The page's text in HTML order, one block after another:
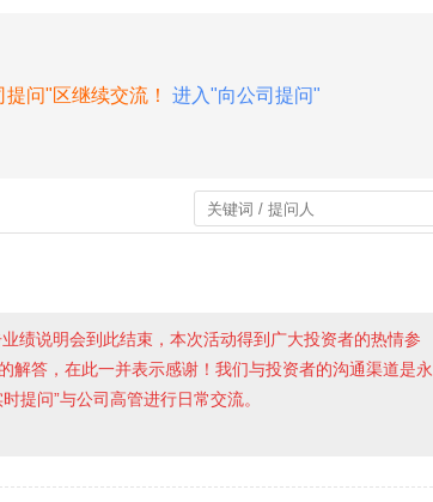
问"区继续交流！ 进入"向公司提问"
绩说明会到此结束，本次活动得到广大投资者的热情参
解答，在此一并表示感谢！我们与投资者的沟通渠道是永
提问”与公司高管进行日常交流。